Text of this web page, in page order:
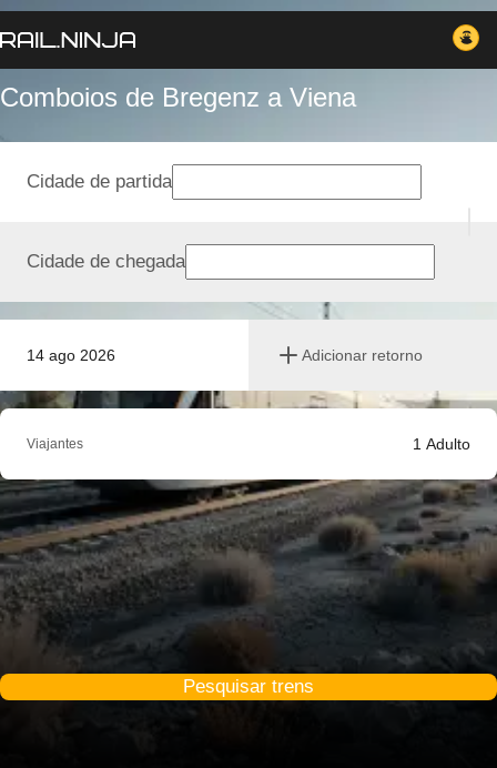
Comboios de Bregenz a Viena
14 ago 2026 Adicionar retorno
Cidade de partida
Cidade de chegada
Viajantes 1 Adulto
Pesquisar trens